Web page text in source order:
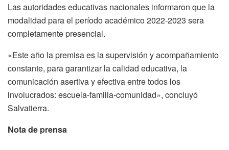
Las autoridades educativas nacionales informaron que la
modalidad para el período académico 2022-2023 sera
completamente presencial.
«Este año la premisa es la supervisión y acompañamiento
constante, para garantizar la calidad educativa, la
comunicación asertiva y efectiva entre todos los
involucrados: escuela-familia-comunidad», concluyó
Salvatierra.
Nota de prensa